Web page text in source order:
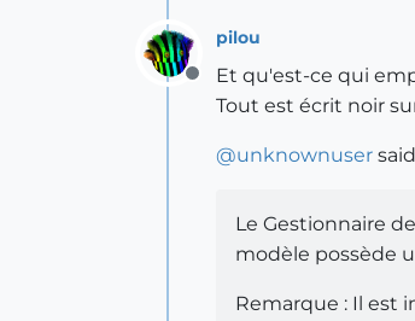
Offline
pilou
Et qu'est-ce qui
Tout est écrit noir
@unknownuser
Le Gestionnaire
modèle possède
Remarque : Il est